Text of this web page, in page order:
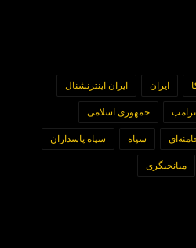
ایران ایران اینترنشنال
ترامپ جمهوری اسلامی
سپاه سپاه پاسداران
میانجیگری